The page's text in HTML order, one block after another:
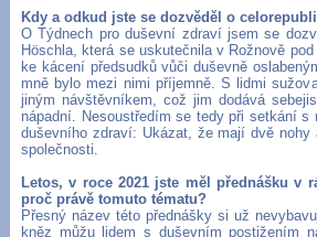
Kdy a odkud jste se dozvěděl o
O Týdnech pro duševní zdraví jsem se
Höschla, která se uskutečnila v Rožnově
ke kácení předsudků vůči duševně
mně bylo mezi nimi příjemně. S lidmi
jiným návštěvníkem, což jim dodává
nápadní. Nesoustředím se tedy při setkání
duševního zdraví: Ukázat, že mají dvě
společnosti.
Letos, v roce 2021 jste měl přednášku v
proč právě tomuto tématu?
Přesný název této přednášky si už
kněz můžu lidem s duševním postižením